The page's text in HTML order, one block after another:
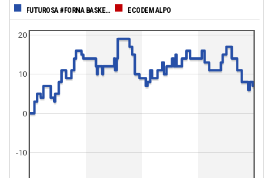
FUTUROSA #FORNA BASKET TRIESTE ECODEM ALPO
0
10
20
-10